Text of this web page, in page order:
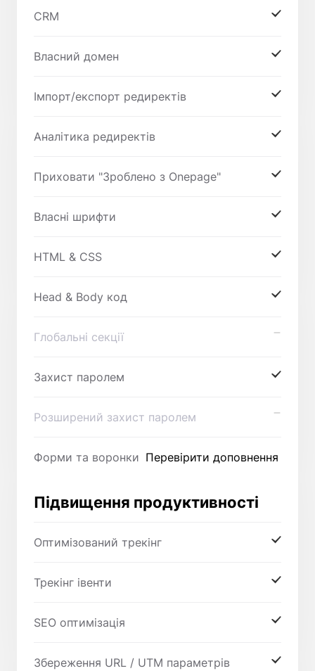
CRM
Власний домен
Імпорт/експорт редиректів
Аналітика редиректів
Приховати "Зроблено з Onepage"
Власні шрифти
HTML & CSS
Head & Body код
Глобальні секції
Захист паролем
Розширений захист паролем
Форми та воронки Перевірити доповнення
Підвищення продуктивності
Оптимізований трекінг
Трекінг івенти
SEO оптимізація
Збереження URL / UTM параметрів